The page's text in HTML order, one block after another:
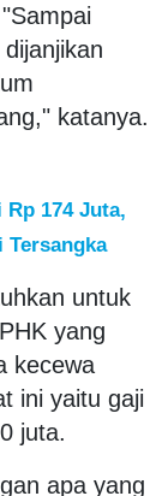
katanya.
174 Juta,
Tersangka
untuk
yang
kecewa
ini yaitu gaji
juta.
apa yang